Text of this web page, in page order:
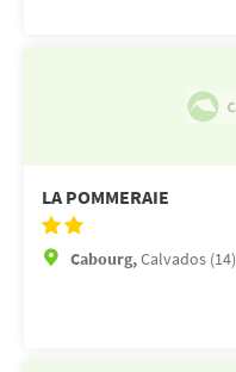
LA POMMERAIE
Cabourg,Calvados (14)